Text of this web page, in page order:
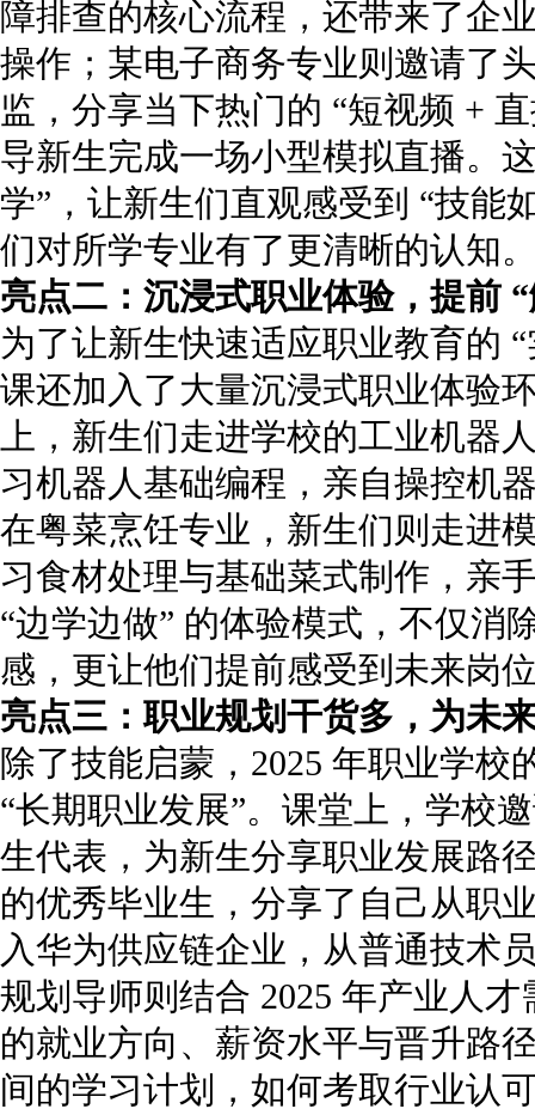
障排查的核心流程，还带来了企
操作；某电子商务专业则邀请了
监，分享当下热门的 “短视频 +
导新生完成一场小型模拟直播。
学”，让新生们直观感受到 “技能
们对所学专业有了更清晰的认知
亮点二：沉浸式职业体验，提前
为了让新生快速适应职业教育的
课还加入了大量沉浸式职业体验
上，新生们走进学校的工业机器
习机器人基础编程，亲自操控机
在粤菜烹饪专业，新生们则走进
习食材处理与基础菜式制作，亲
“边学边做” 的体验模式，不仅消
感，更让他们提前感受到未来岗
亮点三：职业规划干货多，为未
除了技能启蒙，2025 年职业学
“长期职业发展”。课堂上，学校
生代表，为新生分享职业发展路
的优秀毕业生，分享了自己从职
入华为供应链企业，从普通技术
规划导师则结合 2025 年产业人
的就业方向、薪资水平与晋升路
间的学习计划，如何考取行业认